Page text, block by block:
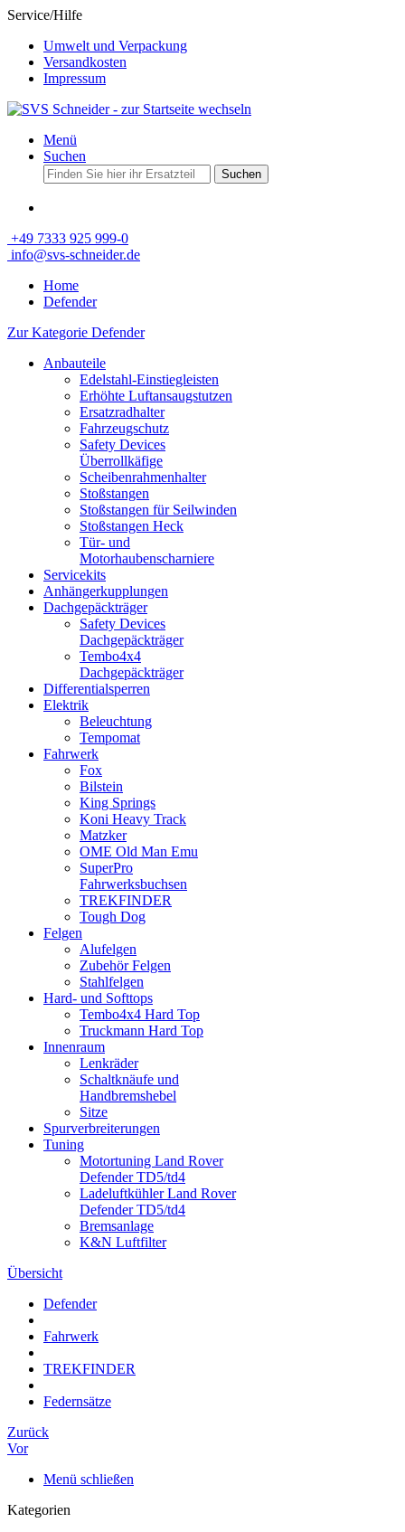
Service/Hilfe
Umwelt und Verpackung
Versandkosten
Impressum
Menü
Suchen
Suchen
+49 7333 925 999-0
info@svs-schneider.de
Home
Defender
Zur Kategorie Defender
Anbauteile
Edelstahl-Einstiegleisten
Erhöhte Luftansaugstutzen
Ersatzradhalter
Fahrzeugschutz
Safety Devices
Überrollkäfige
Scheibenrahmenhalter
Stoßstangen
Stoßstangen für Seilwinden
Stoßstangen Heck
Tür- und
Motorhaubenscharniere
Servicekits
Anhängerkupplungen
Dachgepäckträger
Safety Devices
Dachgepäckträger
Tembo4x4
Dachgepäckträger
Differentialsperren
Elektrik
Beleuchtung
Tempomat
Fahrwerk
Fox
Bilstein
King Springs
Koni Heavy Track
Matzker
OME Old Man Emu
SuperPro
Fahrwerksbuchsen
TREKFINDER
Tough Dog
Felgen
Alufelgen
Zubehör Felgen
Stahlfelgen
Hard- und Softtops
Tembo4x4 Hard Top
Truckmann Hard Top
Innenraum
Lenkräder
Schaltknäufe und
Handbremshebel
Sitze
Spurverbreiterungen
Tuning
Motortuning Land Rover
Defender TD5/td4
Ladeluftkühler Land Rover
Defender TD5/td4
Bremsanlage
K&N Luftfilter
Übersicht
Defender
Fahrwerk
TREKFINDER
Federnsätze
Zurück
Vor
Menü schließen
Kategorien